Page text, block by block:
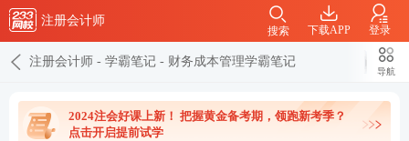
注册会计师
下载APP 登录
搜索
注册会计师 - 学霸笔记 - 财务成本管理学霸笔记
导航
2024注会好课上新！ 把握黄金备考期，领跑新考季？
点击开启提前试学